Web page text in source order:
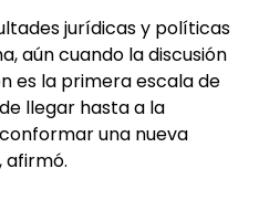
jurídicas y políticas
aún cuando la discusión
es la primera escala de
llegar hasta a la
una nueva
afirmó.